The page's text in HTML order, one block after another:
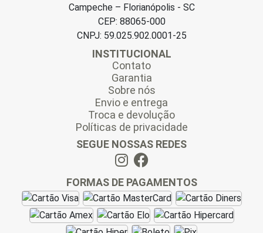
Campeche – Florianópolis - SC
CEP: 88065-000
CNPJ: 59.025.902.0001-25
INSTITUCIONAL
Contato
Garantia
Sobre nós
Envio e entrega
Troca e devolução
Políticas de privacidade
SEGUE NOSSAS REDES
FORMAS DE PAGAMENTOS